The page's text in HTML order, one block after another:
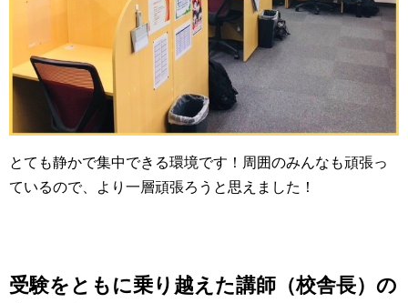
とても静かで集中できる環境です！周囲のみんなも頑張っ
ているので、より一層頑張ろうと思えました！
受験をともに乗り越えた講師（校舎長）の